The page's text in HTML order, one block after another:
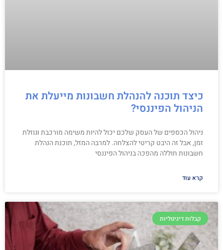
כיצד תוכנה להנהלת חשבונות מייעלת את
הניהול הפיננסי?
ניהול הכספים של העסק שלכם יכול להיות משימה מורכבת וגוזלת
זמן, אבל זה היבט קריטי להצלחה. למרבה המזל, תוכנת הנהלת
חשבונות חוללה מהפכה בניהול הפיננסי
קרא עוד
קבלות דיגיטליות